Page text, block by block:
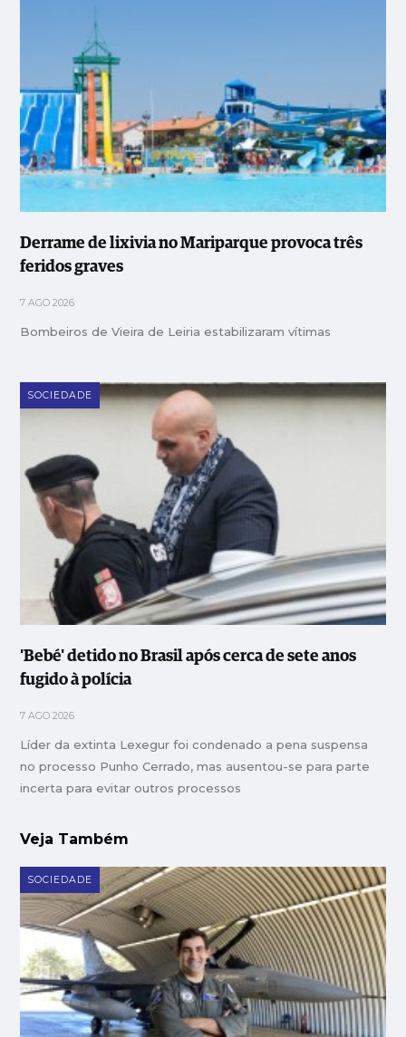
Derrame de lixivia no Mariparque provoca três
feridos graves
7 AGO 2026
Bombeiros de Vieira de Leiria estabilizaram vítimas
SOCIEDADE
'Bebé' detido no Brasil após cerca de sete anos
fugido à polícia
7 AGO 2026
Líder da extinta Lexegur foi condenado a pena suspensa
no processo Punho Cerrado, mas ausentou-se para parte
incerta para evitar outros processos
Veja Também
SOCIEDADE